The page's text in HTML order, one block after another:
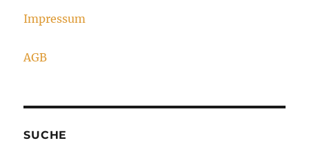
Impressum
AGB
SUCHE